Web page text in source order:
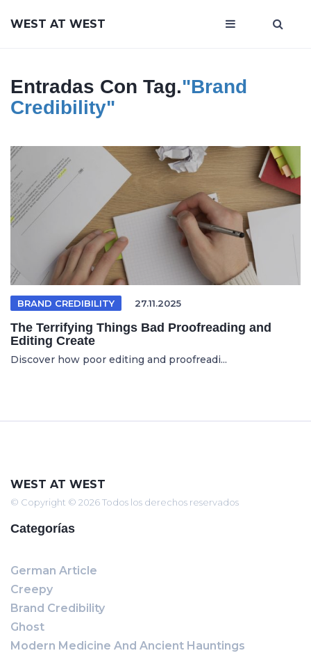
WEST AT WEST
Entradas Con Tag."Brand
Credibility"
BRAND CREDIBILITY 27.11.2025
The Terrifying Things Bad Proofreading and
Editing Create
Discover how poor editing and proofreadi...
WEST AT WEST
© Copyright © 2026 Todos los derechos reservados
Categorías
German Article
Creepy
Brand Credibility
Ghost
Modern Medicine And Ancient Hauntings